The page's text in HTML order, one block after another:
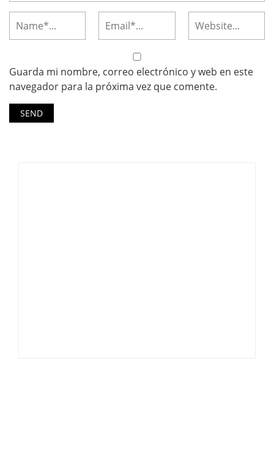
Guarda mi nombre, correo electrónico y web en este
navegador para la próxima vez que comente.